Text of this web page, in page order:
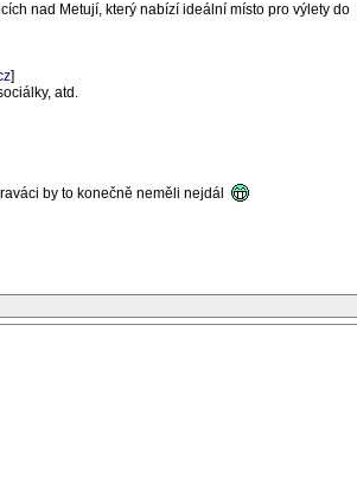
nad Metují, který nabízí ideální místo pro výlety do
]
atd.
by to konečně neměli nejdál